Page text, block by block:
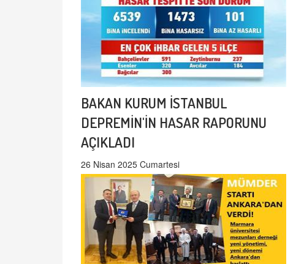
BAKAN KURUM İSTANBUL
DEPREMİN'İN HASAR RAPORUNU
AÇIKLADI
26 Nisan 2025 Cumartesi